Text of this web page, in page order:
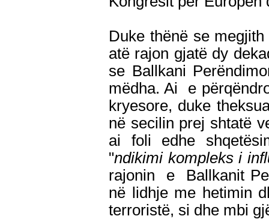
Duke thënë se
atë rajon gjatë dy
se Ballkani
mëdha. Ai e
kryesore, duke
në secilin prej shtatë
ai foli edhe
"ndikimi kompleks i
rajonin e Ballkanit
në lidhje me hetimin
terroristë, si dhe mbi